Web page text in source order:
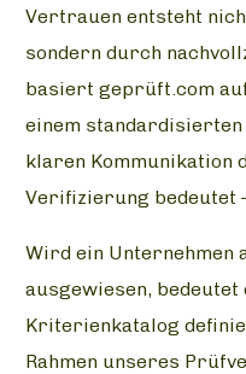
Vertrauen entsteht
sondern durch
basiert geprüft.com
einem
klaren Kommunikation
Verifizierung bedeutet
Wird ein Unternehmen
ausgewiesen, bedeutet
Kriterienkatalog
Rahmen unseres